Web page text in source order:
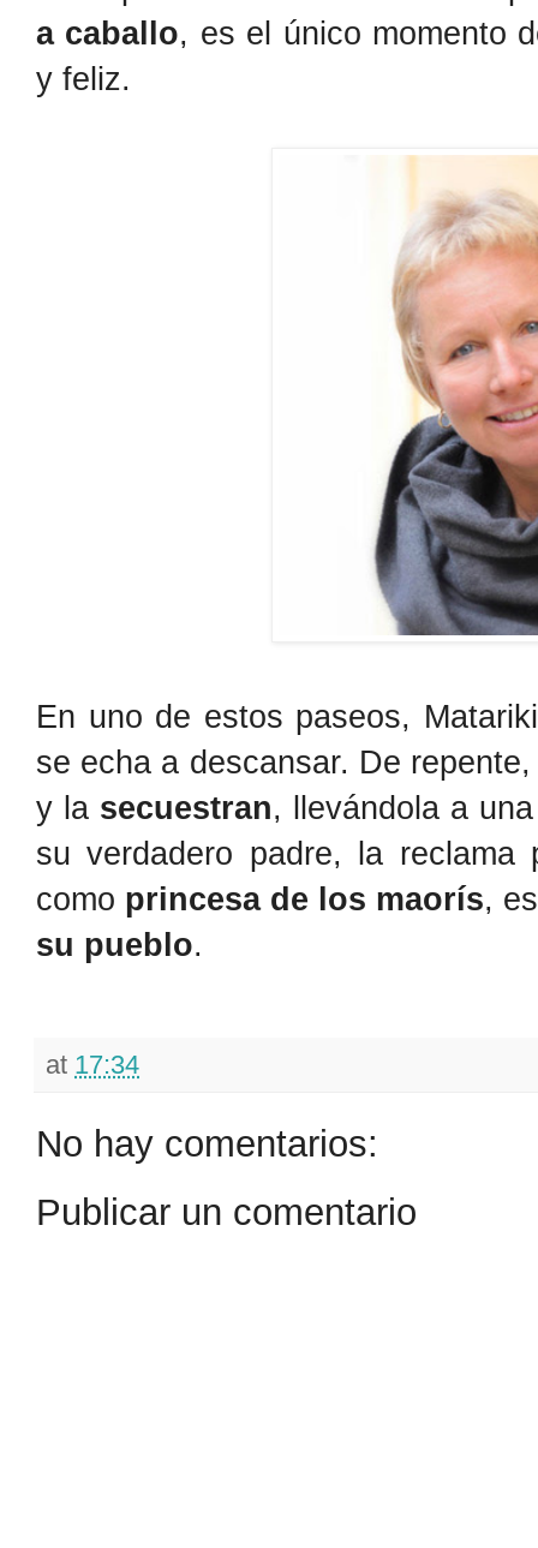
a caballo, es el único momento
y feliz.
En uno de estos paseos,
se echa a descansar. De
y la secuestran, llevándola a
su verdadero padre, la reclama
como princesa de los maorís,
su pueblo.
at 17:34
No hay comentarios:
Publicar un comentario